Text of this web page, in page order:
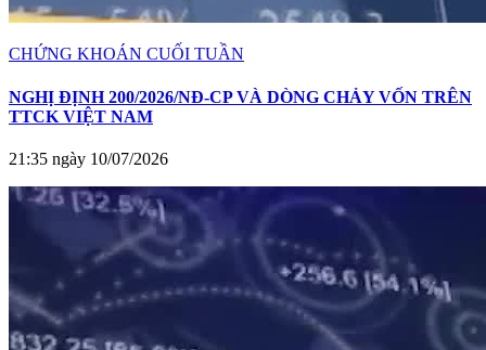
CHỨNG KHOÁN CUỐI TUẦN
NGHỊ ĐỊNH 200/2026/NĐ-CP VÀ DÒNG CHẢY VỐN TRÊN
TTCK VIỆT NAM
21:35 ngày 10/07/2026